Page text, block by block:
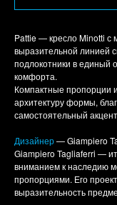
Pattie — кресло Minotti с
выразительной линией
подлокотники в единый
комфорта.
Компактные пропорции
архитектуру формы,
самостоятельный
Дизайнер— Giampiero
Giampiero Tagliaferri —
вниманием к наследию
пропорциями. Его
выразительность